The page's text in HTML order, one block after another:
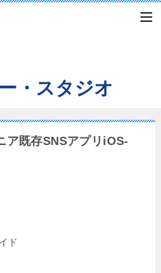
・スタジオ
ア既存SNSアプリiOS-
ド